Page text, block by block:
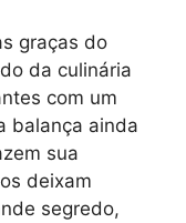
graças do
da culinária
com um
balança ainda
sua
deixam
segredo,